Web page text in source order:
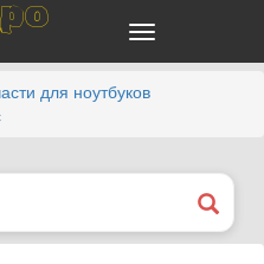
для ноутбуков